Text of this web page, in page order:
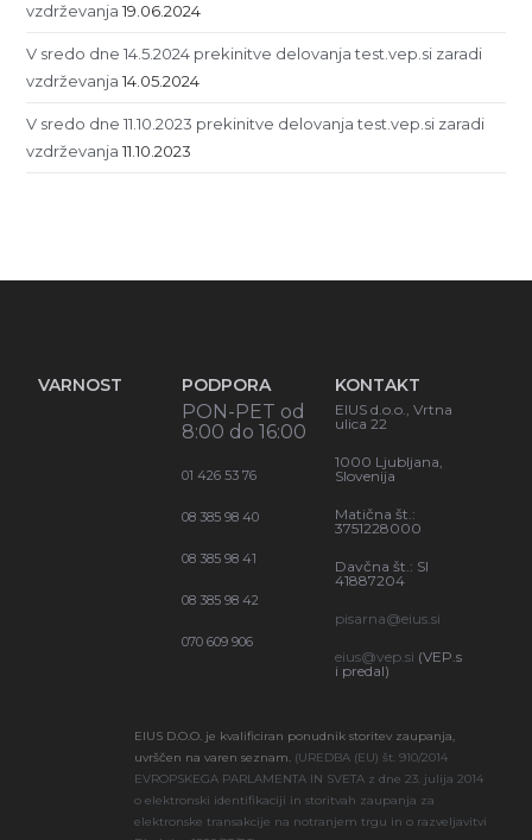
vzdrževanja 19.06.2024
V sredo dne 14.5.2024 prekinitve delovanja test.vep.si zaradi
vzdrževanja 14.05.2024
V sredo dne 11.10.2023 prekinitve delovanja test.vep.si zaradi
vzdrževanja 11.10.2023
VARNOST PODPORA
PON-PET od
8:00 do 16:00
01 426 53 76
08 385 98 40
08 385 98 41
08 385 98 42
070 609 906
KONTAKT
EIUS d.o.o., Vrtna
ulica 22
1000 Ljubljana,
Slovenija
Matična št.:
3751228000
Davčna št.: SI
41887204
pisarna@eius.si
eius@vep.si (VEP.s
i predal)
EIUS D.O.O. je kvalificiran ponudnik storitev zaupanja,
uvrščen na varen seznam. (UREDBA (EU) št. 910/2014
EVROPSKEGA PARLAMENTA IN SVETA z dne 23. julija 2014
o elektronski identifikaciji in storitvah zaupanja za
elektronske transakcije na notranjem trgu in o razveljavitvi